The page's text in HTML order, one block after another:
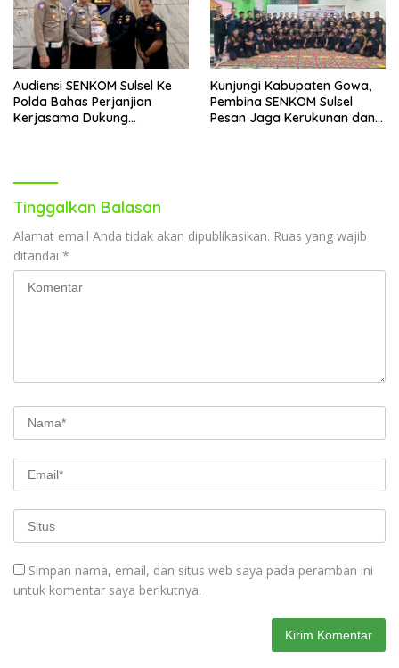
Audiensi SENKOM Sulsel Ke
Polda Bahas Perjanjian
Kerjasama Dukung
Kunjungi Kabupaten Gowa,
Pembina SENKOM Sulsel
Pesan Jaga Kerukunan dan
Tinggalkan Balasan
Alamat email Anda tidak akan dipublikasikan. Ruas yang wajib
ditandai *
Simpan nama, email, dan situs web saya pada peramban ini
untuk komentar saya berikutnya.